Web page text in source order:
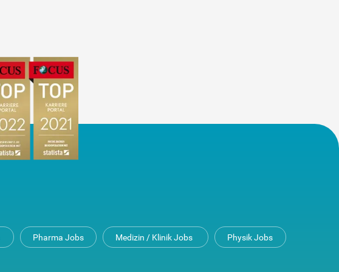
Pharma Jobs Medizin / Klinik Jobs Physik Jobs